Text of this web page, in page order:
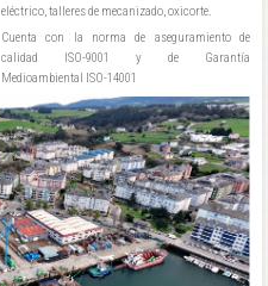
eléctrico, talleres de mecanizado, oxicorte.
Cuenta con la norma de aseguramiento de
calidad ISO-9001 y de Garantía
Medioambiental ISO-14001